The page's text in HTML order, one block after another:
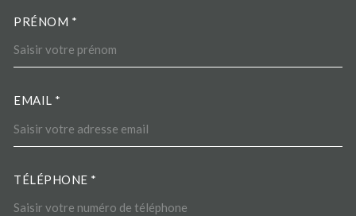
PRÉNOM *
EMAIL *
TÉLÉPHONE *